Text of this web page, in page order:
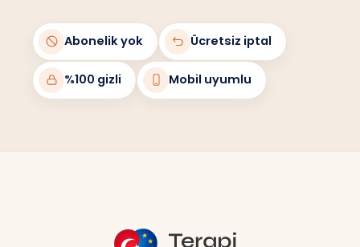
Abonelik yok Ücretsiz iptal
%100 gizli Mobil uyumlu